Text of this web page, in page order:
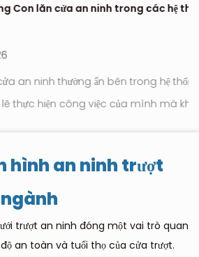
an ninh trong các hệ thống ra vào
công việc của mình mà không thu
hình an ninh trượt
ngành
trượt an ninh đóng một vai trò quan
an toàn và tuổi thọ của cửa trượt.